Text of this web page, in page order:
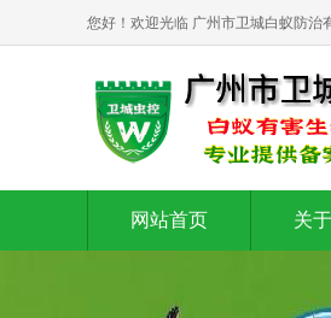
您好！欢迎光临 广州市卫城白蚁防治
网站首页 关